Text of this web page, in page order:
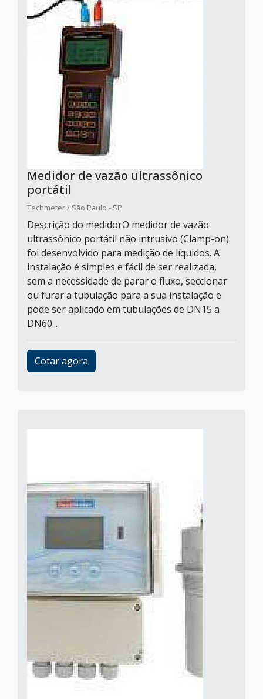
Medidor de vazão ultrassônico
portátil
Techmeter / São Paulo - SP
Descrição do medidorO medidor de vazão
ultrassônico portátil não intrusivo (Clamp-on)
foi desenvolvido para medição de líquidos. A
instalação é simples e fácil de ser realizada,
sem a necessidade de parar o fluxo, seccionar
ou furar a tubulação para a sua instalação e
pode ser aplicado em tubulações de DN15 a
DN60...
Cotar agora